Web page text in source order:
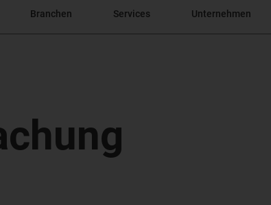
Branchen Services Unternehmen